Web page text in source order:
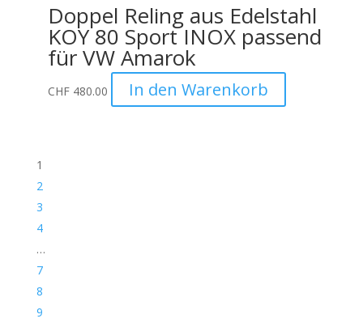
Doppel Reling aus Edelstahl
KOY 80 Sport INOX passend
für VW Amarok
CHF480.00 In den Warenkorb
1
2
3
4
…
7
8
9